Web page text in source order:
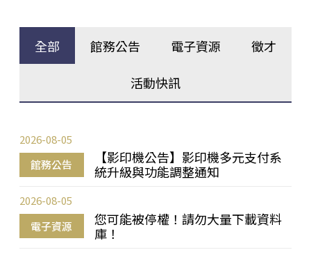
全部 館務公告 電子資源 徵才
活動快訊
館務公告
【影印機公告】影印機多元支付系
統升級與功能調整通知
2026-08-05
電子資源
您可能被停權！請勿大量下載資料
庫！
2026-08-05